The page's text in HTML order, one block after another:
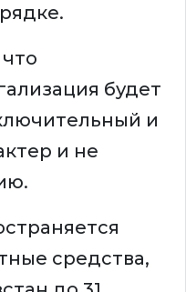
будет
и
и не
средства,